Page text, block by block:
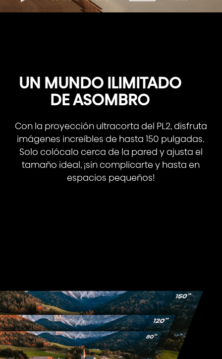
UN MUNDO ILIMITADO
DE ASOMBRO
Con la proyección ultracorta del PL2, disfruta
imágenes increíbles de hasta 150 pulgadas.
Solo colócalo cerca de la pared y ajusta el
tamaño ideal, ¡sin complicarte y hasta en
espacios pequeños!